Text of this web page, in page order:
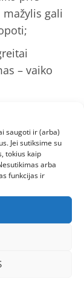
saugoti ir (arba)
Jei sutiksime su
tokius kaip
arba
funkcijas ir
gali
– vaiko
ir
prie
ir
asocijuojasi